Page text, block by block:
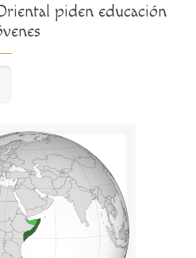
piden educación